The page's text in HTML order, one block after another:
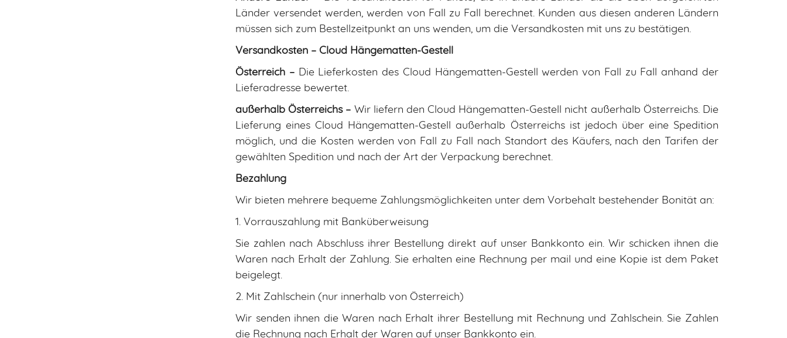
Länder versendet werden, werden von Fall zu Fall berechnet. Kunden aus diesen anderen Ländern
müssen sich zum Bestellzeitpunkt an uns wenden, um die Versandkosten mit uns zu bestätigen.
Versandkosten – Cloud Hängematten-Gestell
Österreich – Die Lieferkosten des Cloud Hängematten-Gestell werden von Fall zu Fall anhand der
Lieferadresse bewertet.
außerhalb Österreichs – Wir liefern den Cloud Hängematten-Gestell nicht außerhalb Österreichs. Die
Lieferung eines Cloud Hängematten-Gestell außerhalb Österreichs ist jedoch über eine Spedition
möglich, und die Kosten werden von Fall zu Fall nach Standort des Käufers, nach den Tarifen der
gewählten Spedition und nach der Art der Verpackung berechnet.
Bezahlung
Wir bieten mehrere bequeme Zahlungsmöglichkeiten unter dem Vorbehalt bestehender Bonität an:
1. Vorrauszahlung mit Banküberweisung
Sie zahlen nach Abschluss ihrer Bestellung direkt auf unser Bankkonto ein. Wir schicken ihnen die
Waren nach Erhalt der Zahlung. Sie erhalten eine Rechnung per mail und eine Kopie ist dem Paket
beigelegt.
2. Mit Zahlschein (nur innerhalb von Österreich)
Wir senden ihnen die Waren nach Erhalt ihrer Bestellung mit Rechnung und Zahlschein. Sie Zahlen
die Rechnung nach Erhalt der Waren auf unser Bankkonto ein.